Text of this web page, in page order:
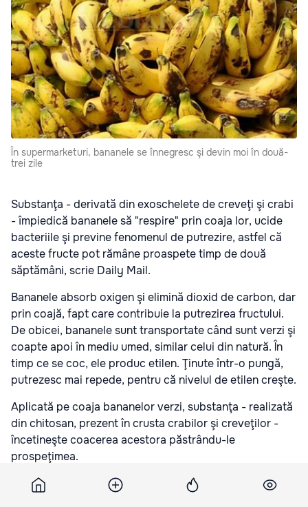
În supermarketuri, bananele se înnegresc şi devin moi în două-
trei zile
Substanţa - derivată din exoschelete de creveţi şi crabi
- împiedică bananele să "respire" prin coaja lor, ucide
bacteriile şi previne fenomenul de putrezire, astfel că
aceste fructe pot rămâne proaspete timp de două
săptămâni, scrie Daily Mail.
Bananele absorb oxigen şi elimină dioxid de carbon, dar
prin coajă, fapt care contribuie la putrezirea fructului.
De obicei, bananele sunt transportate când sunt verzi şi
coapte apoi în mediu umed, similar celui din natură. În
timp ce se coc, ele produc etilen. Ţinute într-o pungă,
putrezesc mai repede, pentru că nivelul de etilen creşte.
Aplicată pe coaja bananelor verzi, substanţa - realizată
din chitosan, prezent în crusta crabilor şi creveţilor -
încetineşte coacerea acestora păstrându-le
prospeţimea.
În supermarketuri, bananele se înnegresc şi devin moi în